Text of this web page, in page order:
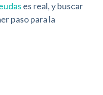
es real, y buscar
paso para la